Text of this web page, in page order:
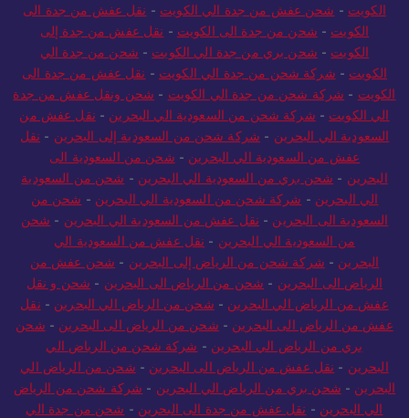
الكويت - شحن عفش من جدة الي الكويت - نقل عفش من جدة الى
الكويت - شحن من جدة الى الكويت - نقل عفش من جدة إلى
الكويت - شحن بري من جدة الي الكويت - شحن من جدة الي
الكويت - شركة شحن من جدة الي الكويت - نقل عفش من جدة الى
الكويت - شركة شحن من جدة الي الكويت - شحن ونقل عفش من جدة
الي الكويت - شركة شحن من السعودية الي البحرين - نقل عفش من
السعودية الي البحرين - شركة شحن من السعودية إلى البحرين - نقل
عفش من السعودية الي البحرين - شحن من السعودية الى
البحرين - شحن بري من السعودية الي البحرين - شحن من السعودية
الي البحرين - شركة شحن من السعودية الي البحرين - شحن من
السعودية الى البحرين - نقل عفش من السعودية الي البحرين - شحن
من السعودية الي البحرين - نقل عفش من السعودية الي
البحرين - شركة شحن من الرياض إلى البحرين - شحن عفش من
الرياض الى البحرين - شحن من الرياض الى البحرين - شحن و نقل
عفش من الرياض الي البحرين - شحن من الرياض الي البحرين - نقل
عفش من الرياض الى البحرين - شحن من الرياض الى البحرين - شحن
بري من الرياض الي البحرين - شركة شحن من الرياض الي
البحرين - نقل عفش من الرياض الى البحرين - شحن من الرياض الي
البحرين - شحن بري من الرياض الي البحرين - شركة شحن من الرياض
الي البحرين - نقل عفش من جدة الى البحرين - شحن من جدة الي